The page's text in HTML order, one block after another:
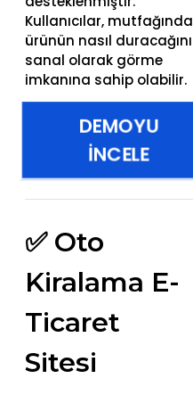
Kullanıcılar, mutfağında
ürünün nasıl duracağını
sanal olarak görme
imkanına sahip olabilir.
DEMOYU
İNCELE
✅ Oto
Kiralama E-
Ticaret
Sitesi